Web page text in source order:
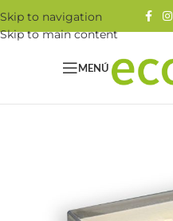
Skip to navigation
Skip to main content
MENÚ